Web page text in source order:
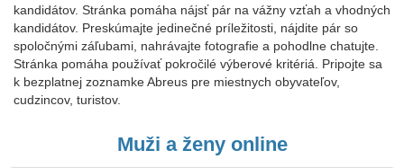
kandidátov. Stránka pomáha nájsť pár na vážny vzťah a vhodných
kandidátov. Preskúmajte jedinečné príležitosti, nájdite pár so
spoločnými záľubami, nahrávajte fotografie a pohodlne chatujte.
Stránka pomáha používať pokročilé výberové kritériá. Pripojte sa
k bezplatnej zoznamke Abreus pre miestnych obyvateľov,
cudzincov, turistov.
Muži a ženy online